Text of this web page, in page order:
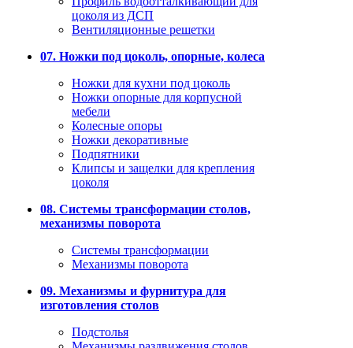
цоколя из ДСП
Вентиляционные решетки
07. Ножки под цоколь, опорные, колеса
Ножки для кухни под цоколь
Ножки опорные для корпусной
мебели
Колесные опоры
Ножки декоративные
Подпятники
Клипсы и защелки для крепления
цоколя
08. Системы трансформации столов,
механизмы поворота
Системы трансформации
Механизмы поворота
09. Механизмы и фурнитура для
изготовления столов
Подстолья